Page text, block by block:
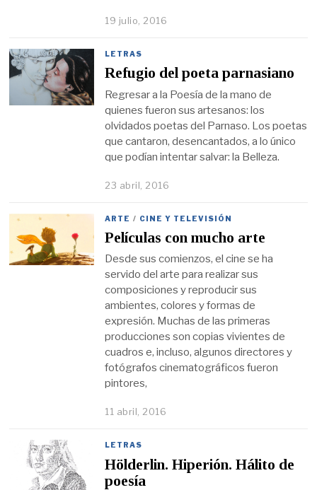
19 julio, 2016
LETRAS
Refugio del poeta parnasiano
Regresar a la Poesía de la mano de
quienes fueron sus artesanos: los
olvidados poetas del Parnaso. Los poetas
que cantaron, desencantados, a lo único
que podían intentar salvar: la Belleza.
23 abril, 2016
ARTE / CINE Y TELEVISIÓN
Películas con mucho arte
Desde sus comienzos, el cine se ha
servido del arte para realizar sus
composiciones y reproducir sus
ambientes, colores y formas de
expresión. Muchas de las primeras
producciones son copias vivientes de
cuadros e, incluso, algunos directores y
fotógrafos cinematográficos fueron
pintores,
11 abril, 2016
LETRAS
Hölderlin. Hiperión. Hálito de
poesía